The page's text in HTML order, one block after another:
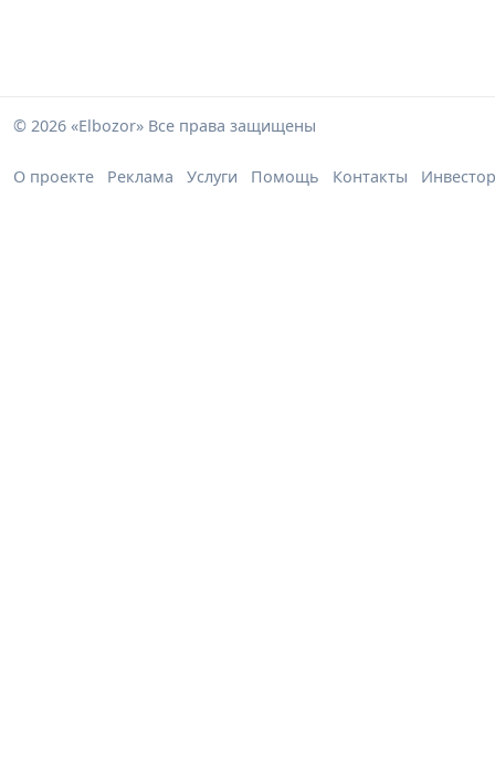
© 2026 «Elbozor» Все права защищены
О проекте Реклама Услуги Помощь Контакты